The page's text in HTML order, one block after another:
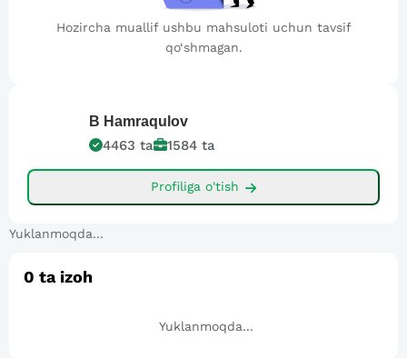
Hozircha muallif ushbu mahsuloti uchun tavsif
qo‘shmagan.
B Hamraqulov
4463 ta 1584 ta
Profiliga o'tish
Yuklanmoqda...
0 ta izoh
Yuklanmoqda...